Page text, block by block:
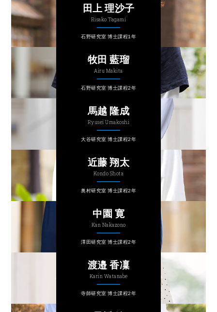
田上 理沙子
Risako Tagami
石野研究室 博士課程1年
牧田 藍瑠
Airu Makita
石野研究室 博士課程2年
⾺越 隆成
Ryusei Umakoshi
⼤⾕研究室 博士課程2年
近藤 翔太
Kondo Shota
奥村研究室 博士課程2年
中園 寛
Kan Nakazono
澤田研究室 博士課程2年
渡邉 香凜
Karin Watanabe
寺師研究室 博士課程2年